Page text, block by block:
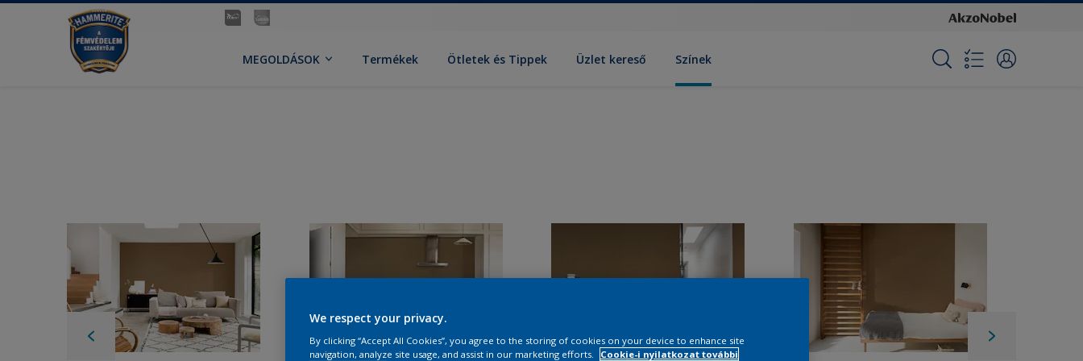
MEGOLDÁSOK Termékek Ötletek és Tippek Üzlet kereső Színek
We respect your privacy.
By clicking “Accept All Cookies”, you agree to the storing of cookies on your device to enhance site
navigation, analyze site usage, and assist in our marketing efforts.
Cookie-i nyilatkozat további